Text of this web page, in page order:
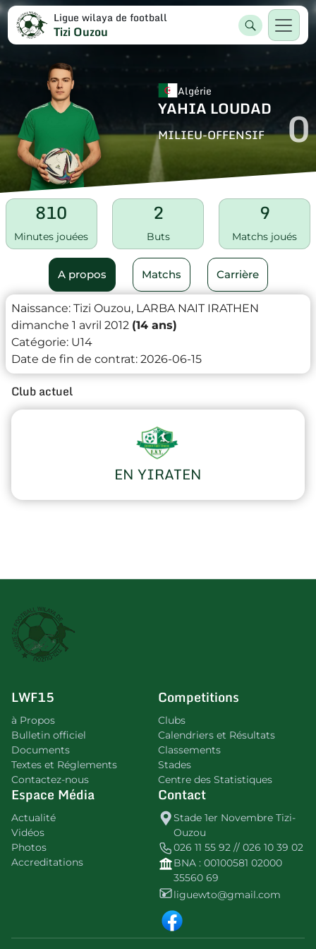
Ligue wilaya de football
Tizi Ouzou
Algérie
YAHIA LOUDAD
MILIEU-OFFENSIF 0
810
Minutes jouées
2
Buts
9
Matchs joués
A propos Matchs Carrière
Naissance: Tizi Ouzou, LARBA NAIT IRATHEN
dimanche 1 avril 2012 (14 ans)
Catégorie: U14
Date de fin de contrat: 2026-06-15
Club actuel
EN YIRATEN
LWF15
à Propos
Bulletin officiel
Documents
Textes et Réglements
Contactez-nous
Competitions
Clubs
Calendriers et Résultats
Classements
Stades
Centre des Statistiques
Espace Média
Actualité
Vidéos
Photos
Accreditations
Contact
Stade 1er Novembre Tizi-
Ouzou
026 11 55 92 // 026 10 39 02
BNA : 00100581 02000
35560 69
liguewto@gmail.com